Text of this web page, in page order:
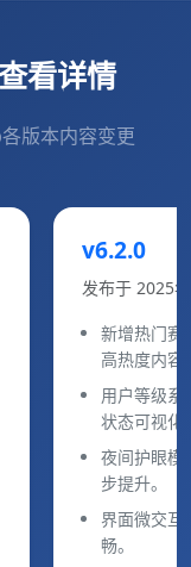
看详情
版本内容变更
v6.2.0
发布于 2025
新增热门赛
高热度内容
用户等级系
状态可视化
夜间护眼模
步提升。
界面微交互
畅。